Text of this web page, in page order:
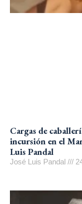
Cargas de
incursión en el
Luis Pandal
José Luis Pandal